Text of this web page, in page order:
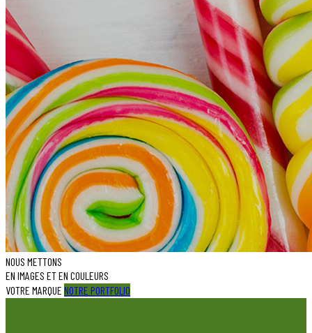
NOUS METTONS
EN IMAGES ET EN COULEURS
VOTRE MARQUE NOTRE PORTFOLIO